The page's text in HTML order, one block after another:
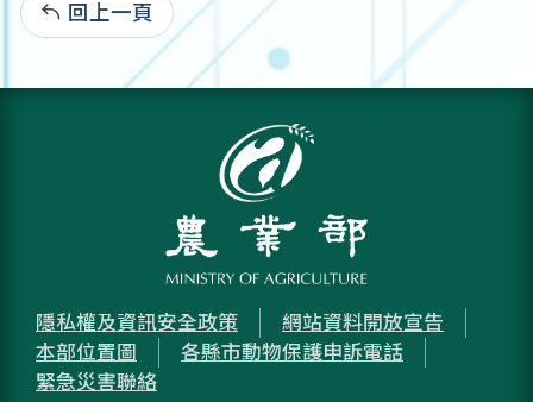
回上一頁
隱私權及資訊安全政策
網站資料開放宣告
本部位置圖
各縣市動物保護申訴電話
緊急災害聯絡